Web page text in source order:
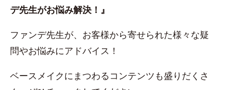
デ先生がお悩み解決！』
ファンデ先生が、お客様から寄せられた様々な疑
問やお悩みにアドバイス！
ベースメイクにまつわるコンテンツも盛りだくさ